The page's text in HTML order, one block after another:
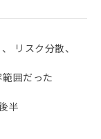
リスク分散、
囲だった
半